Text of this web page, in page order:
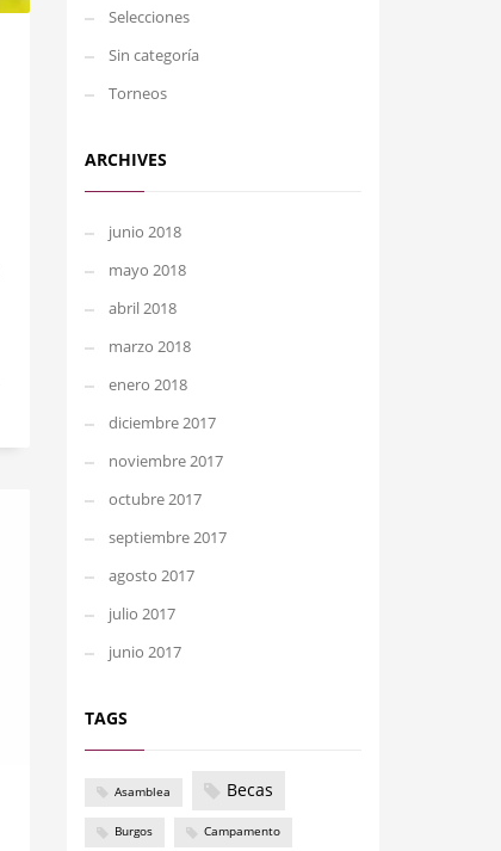
Selecciones
Sin categoría
Torneos
ARCHIVES
junio 2018
mayo 2018
abril 2018
marzo 2018
enero 2018
diciembre 2017
noviembre 2017
octubre 2017
septiembre 2017
agosto 2017
julio 2017
junio 2017
TAGS
Asamblea Becas
Burgos Campamento